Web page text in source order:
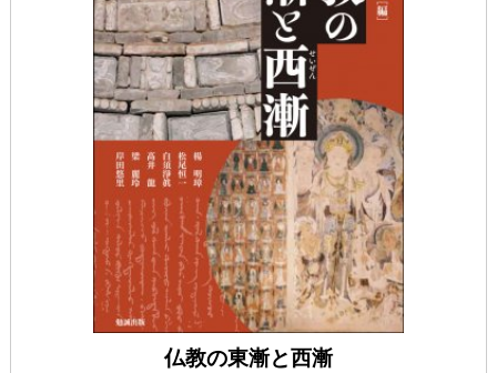
仏教の東漸と西漸